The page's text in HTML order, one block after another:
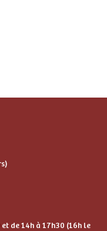
de 14h à 17h30 (16h le